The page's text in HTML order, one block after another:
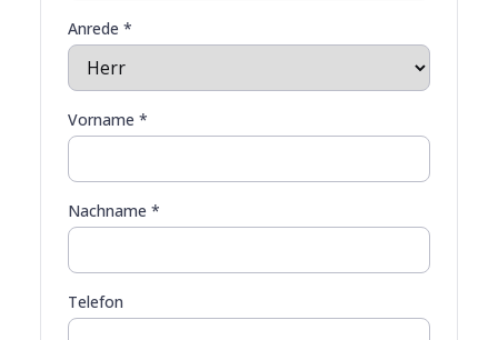
Anrede *
Vorname *
Nachname *
Telefon